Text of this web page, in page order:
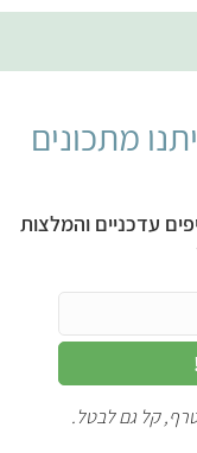
מתכונים
עדכניים והמלצות